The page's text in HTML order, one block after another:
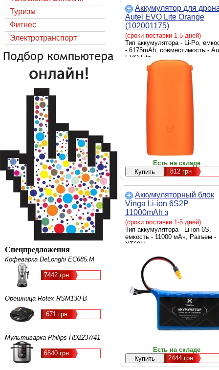
Туризм
Фитнес
Электротранспорт
Спецпредложения
Кофеварка DeLonghi EC685.M
7442 грн
Орешница Rotex RSM130-B
671 грн
Мультиварка Philips HD2237/41
6540 грн
Аккумулятор для
Autel EVO Lite Orange
(102001175)
(сроки поставки 1-5 дней)
Тип аккумулятора - Li-Po,
- 6175mAh, совместимость -
EVO Lite
Есть на складе
812грн
Аккумуляторный блок
Vinga Li-ion 6S2P
11000mAh з
балансувальним дротом
(JHY Li-Ion 21700
(V6S2P-11000MAH)
(сроки поставки 1-5 дней)
Тип аккумулятора - Li-ion 6S,
емкость - 11000 мАч, Разъем -
XT60Н
Есть на складе
2444 грн